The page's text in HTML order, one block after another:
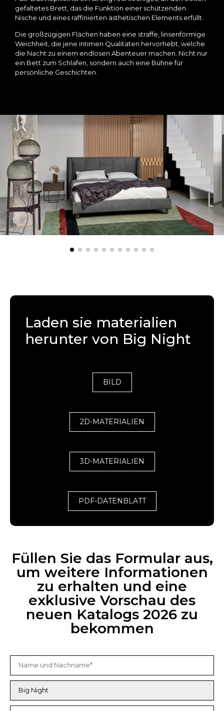
gefaltetes Brett, das die Funktion einer schützenden
Nische und eines raffinierten ästhetischen Elements erfüllt.
Die großzügigen Flächen haben eine straffe, linsenförmige
Weichheit, die jene intimen Qualitäten hervorhebt, welche
die Nacht zu einem endlosen Abenteuer machen. Nicht nur
ein Bett zum Schlafen, sondern auch eine Bühne für
persönliche Geschichten.
Laden sie materialien
herunter von Big Night
BILD
2D-MATERIALIEN
3D-MATERIALIEN
PDF-DATENBLATT
Füllen Sie das Formular aus,
um weitere Informationen
zu erhalten und eine
exklusive Vorschau des
neuen Katalogs 2026 zu
bekommen